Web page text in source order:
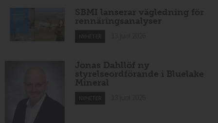
SBMI lanserar vägledning för
rennäringsanalyser
NYHETER
Jonas Dahllöf ny
styrelseordförande i Bluelake
Mineral
NYHETER